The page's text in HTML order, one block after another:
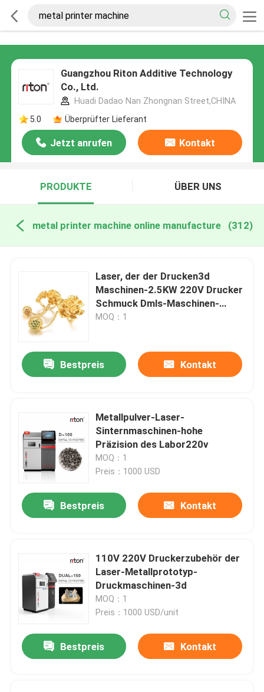
Guangzhou Riton Additive Technology
Co., Ltd.
Huadi Dadao Nan Zhongnan Street,CHINA
5.0
Überprüfter Lieferant
Jetzt anrufen Kontakt
PRODUKTE ÜBER UNS
metal printer machine online manufacture (312)
Laser, der der Drucken3d
Maschinen-2.5KW 220V Drucker
Schmuck Dmls-Maschinen-
Argon-des Gas-3d schmilzt
MOQ：1
Bestpreis Kontakt
Metallpulver-Laser-
Sinternmaschinen-hohe
Präzision des Labor220v
MOQ：1
Preis：1000 USD
Bestpreis Kontakt
110V 220V Druckerzubehör der
Laser-Metallprototyp-
Druckmaschinen-3d
MOQ：1
Preis：1000 USD/unit
Bestpreis Kontakt